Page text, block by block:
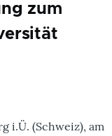
zum
i.Ü. (Schweiz), am